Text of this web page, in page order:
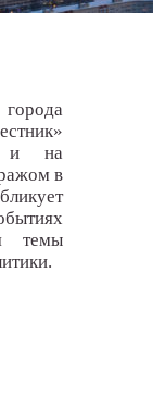
города
и на
в
темы